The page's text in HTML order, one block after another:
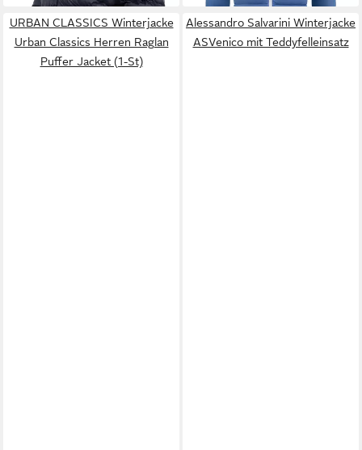
URBAN CLASSICS Winterjacke
Urban Classics Herren Raglan
Puffer Jacket (1-St)
Alessandro Salvarini Winterjacke
ASVenico mit Teddyfelleinsatz